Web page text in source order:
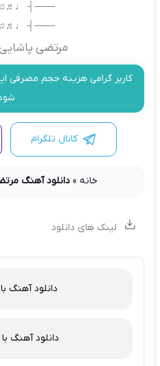
├───
├───
مرتضی
کاربر گرامی هزینه حجم مصرفی
کانال تلگرام
خانه »دانلود آهنگ
لینک های دانلود
دانلود آهنگ با
دانلود آهنگ با